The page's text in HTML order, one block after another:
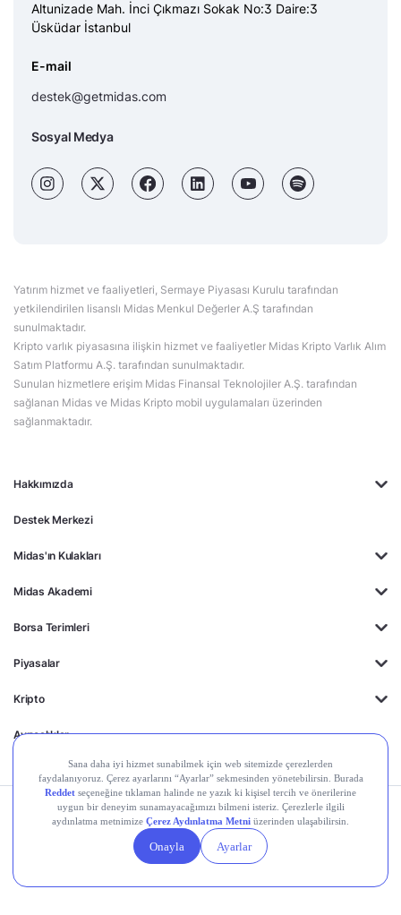
Hakkımızda
Destek Merkezi
Midas'ın Kulakları
Midas Akademi
Borsa Terimleri
Piyasalar
Kripto
Ayrıcalıklar
Altunizade Mah. İnci Çıkmazı Sokak No:3 Daire:3
Üsküdar İstanbul
E-mail
destek@getmidas.com
Sosyal Medya
Yatırım hizmet ve faaliyetleri, Sermaye Piyasası Kurulu tarafından
yetkilendirilen lisanslı Midas Menkul Değerler A.Ş tarafından
sunulmaktadır.
Kripto varlık piyasasına ilişkin hizmet ve faaliyetler Midas Kripto Varlık Alım
Satım Platformu A.Ş. tarafından sunulmaktadır.
Sunulan hizmetlere erişim Midas Finansal Teknolojiler A.Ş. tarafından
sağlanan Midas ve Midas Kripto mobil uygulamaları üzerinden
sağlanmaktadır.
Kişisel Verilerin
Gizlilik
Politikası
Yasal
Duyurular
Çerez